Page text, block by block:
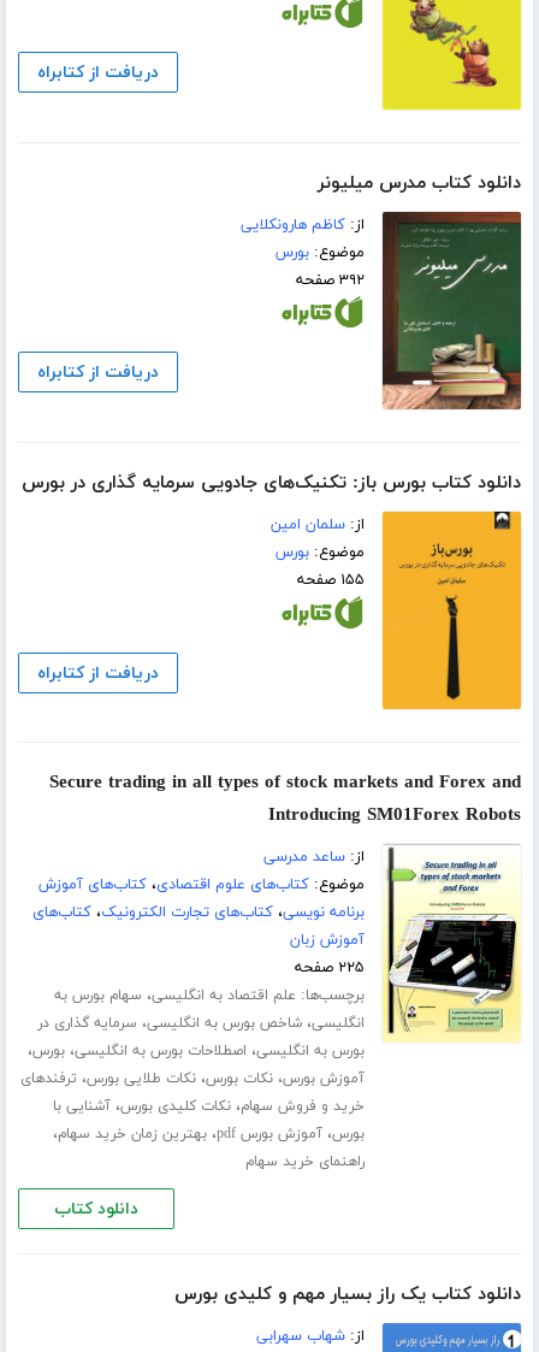
دریافت از کتابراه
دانلود کتاب مدرس میلیونر
از:کاظم هارونکلایی
موضوع:بورس
۳۹۲ صفحه
دریافت از کتابراه
دانلود کتاب بورس باز: تکنیک‌های جادویی سرمایه گذاری در بورس
از:سلمان امین
موضوع:بورس
۱۵۵ صفحه
دریافت از کتابراه
Secure trading in all types of stock markets and Forex and
Introducing SM01Forex Robots
از:ساعد مدرسی
موضوع:کتاب‌های علوم اقتصادی،کتاب‌های آموزش
برنامه نویسی،کتاب‌های تجارت الکترونیک،کتاب‌های
آموزش زبان
۲۲۵ صفحه
برچسب‌ها: علم اقتصاد به انگلیسی، سهام بورس به
انگلیسی،شاخص بورس به انگلیسی، سرمایه گذاری در
بورس به انگلیسی، اصطلاحات بورس به انگلیسی،بورس،
آموزش بورس،نکات بورس،نکات طلایی بورس، ترفندهای
خرید و فروش سهام،نکات کلیدی بورس،آشنایی با
بورس،آموزش بورس pdf ،بهترین زمان خرید سهام،
راهنمای خرید سهام
دانلود کتاب
دانلود کتاب یک راز بسیار مهم و کلیدی بورس
از:شهاب سهرابی